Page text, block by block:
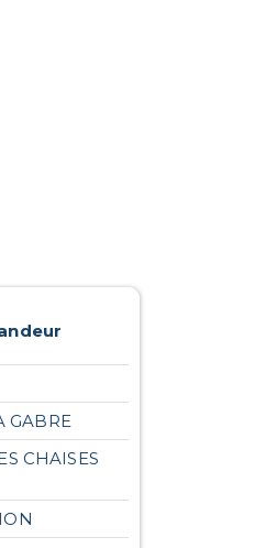
GABRE
CHAISES